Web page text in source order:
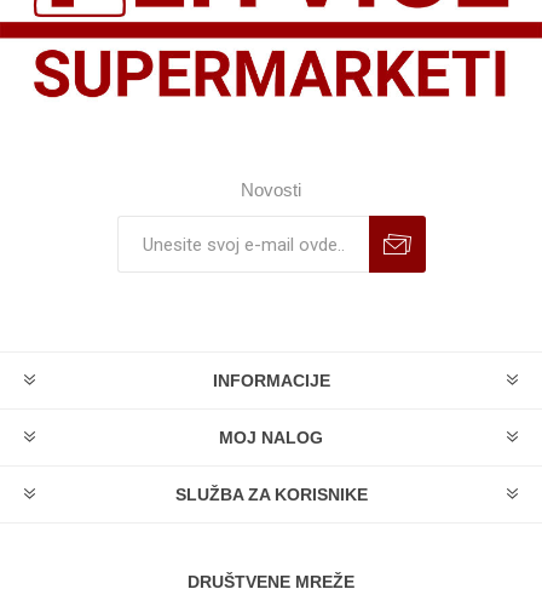
Novosti
INFORMACIJE
MOJ NALOG
SLUŽBA ZA KORISNIKE
DRUŠTVENE MREŽE